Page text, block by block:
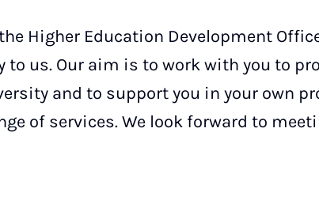
Higher Education Development
to us. Our aim is to work with you to
and to support you in your own
of services. We look forward to